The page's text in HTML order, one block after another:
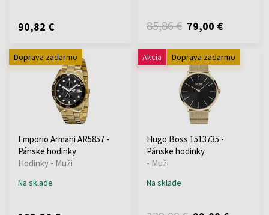
90,82 € 85,86 € 79,00 €
Doprava zadarmo
Emporio Armani AR5857 -
Pánske hodinky
Hodinky - Muži
Na sklade
Akcia Doprava zadarmo
Hugo Boss 1513735 -
Pánske hodinky
- Muži
Na sklade